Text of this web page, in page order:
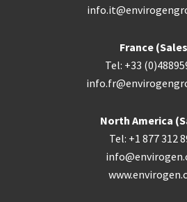
France
Tel: +33
North America
Tel: +1 877 312